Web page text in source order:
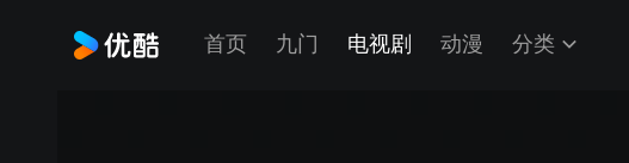
首页 九门 电视剧 动漫 分类